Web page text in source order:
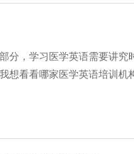
分，学习医学英语需要讲
想看看哪家医学英语培训